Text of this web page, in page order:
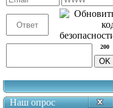
200
Наш опрос